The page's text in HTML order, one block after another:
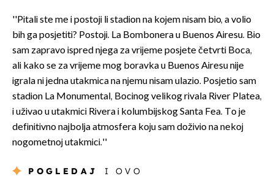
''Pitali ste me i postoji li stadion na kojem nisam bio, a volio
bih ga posjetiti? Postoji. La Bombonera u Buenos Airesu. Bio
sam zapravo ispred njega za vrijeme posjete četvrti Boca,
ali kako se za vrijeme mog boravka u Buenos Airesu nije
igrala ni jedna utakmica na njemu nisam ulazio. Posjetio sam
stadion La Monumental, Bocinog velikog rivala River Platea,
i uživao u utakmici Rivera i kolumbijskog Santa Fea. To je
definitivno najbolja atmosfera koju sam doživio na nekoj
nogometnoj utakmici.''
POGLEDAJ I OVO